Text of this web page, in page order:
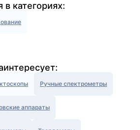
в категориях:
Ручные спектрометры
аппараты